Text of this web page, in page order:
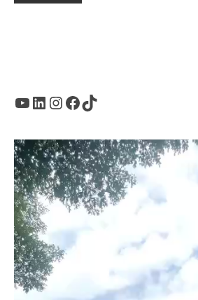
Youtube
LinkedIn
Instagram
Facebook
TikTok
Trình
chơi
Video